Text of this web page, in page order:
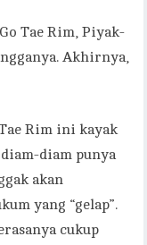
Tae Rim, Piyak-
Akhirnya,
Rim ini kayak
diam punya
akan
yang “gelap”.
cukup